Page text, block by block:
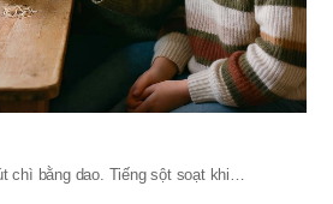
chì bằng dao. Tiếng sột soạt khi…